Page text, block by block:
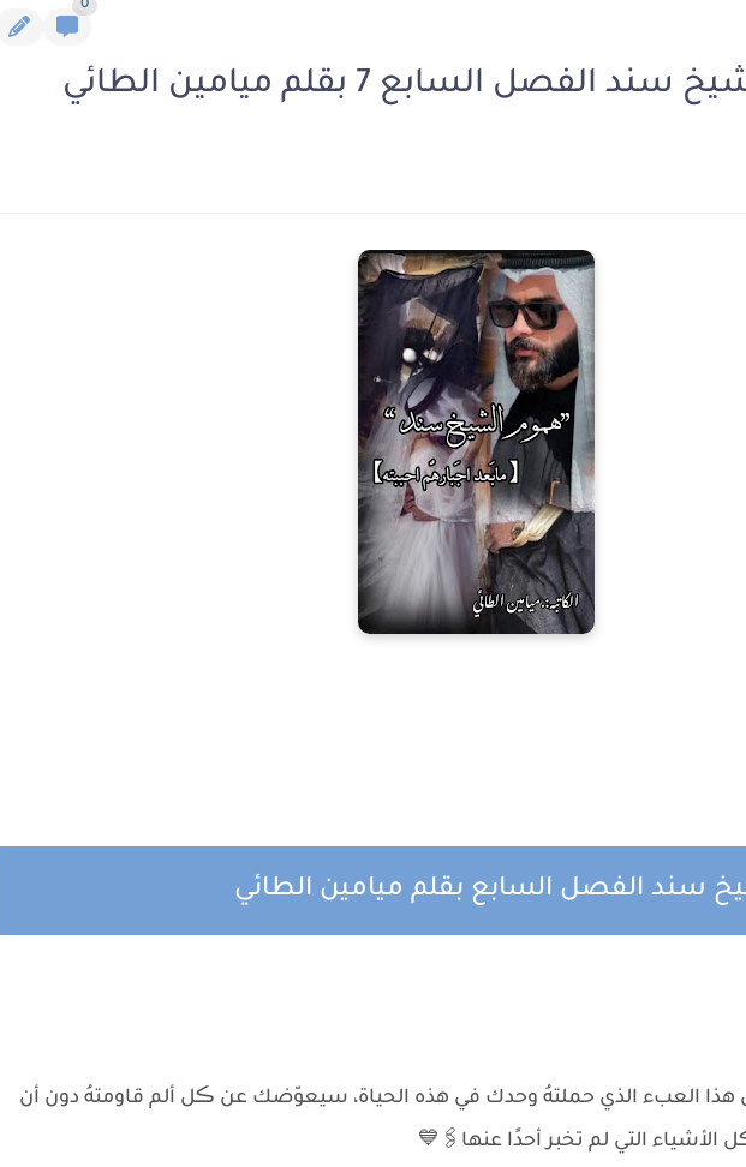
0
الفصل السابع 7 بقلم ميامين الطائي
سند الفصل السابع بقلم ميامين الطائي
العبء الذي حملتهُ وحدك في هذه الحياة، سيعوّضك عن ڪل ألم قاومتهُ دون أن
التي لم تخبر أحدًا عنها🖇💙